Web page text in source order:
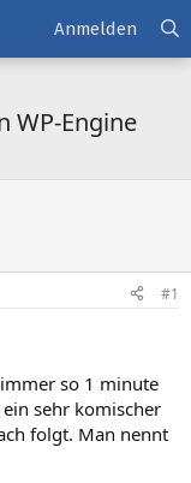
Anmelden
WP-Engine
#1
so 1 minute
sehr komischer
folgt. Man nennt